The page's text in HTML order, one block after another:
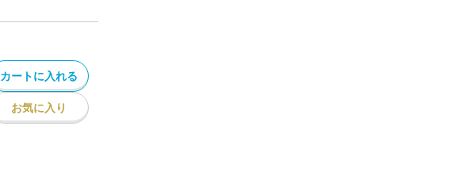
カートに入れる
お気に入り